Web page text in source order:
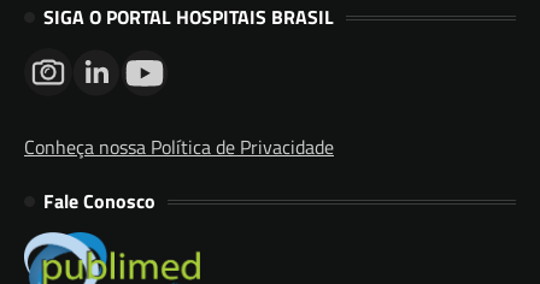
SIGA O PORTAL HOSPITAIS BRASIL
Conheça nossa Política de Privacidade
Fale Conosco